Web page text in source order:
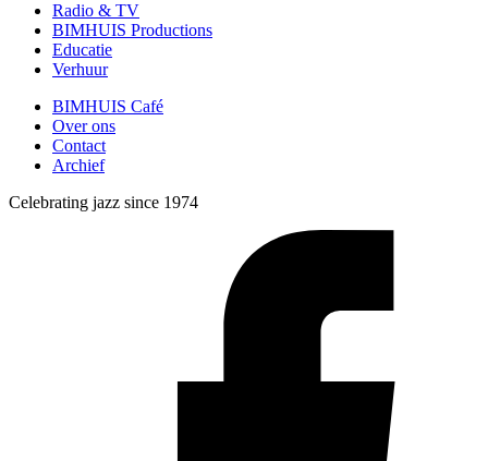
Radio & TV
BIMHUIS Productions
Educatie
Verhuur
BIMHUIS Café
Over ons
Contact
Archief
Celebrating jazz since 1974